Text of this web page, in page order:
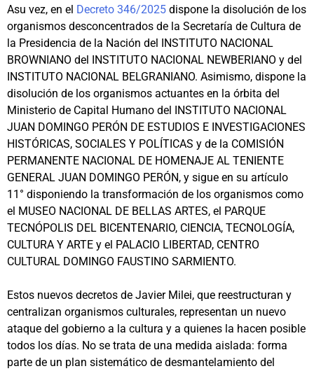
Asu vez, en el Decreto 346/2025 dispone la disolución de los
organismos desconcentrados de la Secretaría de Cultura de
la Presidencia de la Nación del INSTITUTO NACIONAL
BROWNIANO del INSTITUTO NACIONAL NEWBERIANO y del
INSTITUTO NACIONAL BELGRANIANO. Asimismo, dispone la
disolución de los organismos actuantes en la órbita del
Ministerio de Capital Humano del INSTITUTO NACIONAL
JUAN DOMINGO PERÓN DE ESTUDIOS E INVESTIGACIONES
HISTÓRICAS, SOCIALES Y POLÍTICAS y de la COMISIÓN
PERMANENTE NACIONAL DE HOMENAJE AL TENIENTE
GENERAL JUAN DOMINGO PERÓN, y sigue en su artículo
11° disponiendo la transformación de los organismos como
el MUSEO NACIONAL DE BELLAS ARTES, el PARQUE
TECNÓPOLIS DEL BICENTENARIO, CIENCIA, TECNOLOGÍA,
CULTURA Y ARTE y el PALACIO LIBERTAD, CENTRO
CULTURAL DOMINGO FAUSTINO SARMIENTO.
Estos nuevos decretos de Javier Milei, que reestructuran y
centralizan organismos culturales, representan un nuevo
ataque del gobierno a la cultura y a quienes la hacen posible
todos los días. No se trata de una medida aislada: forma
parte de un plan sistemático de desmantelamiento del